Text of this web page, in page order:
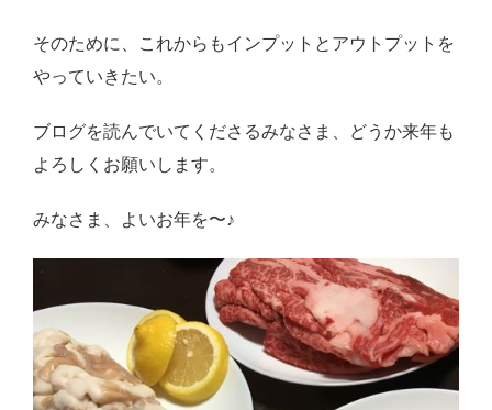
そのために、これからもインプットとアウトプットを
やっていきたい。
ブログを読んでいてくださるみなさま、どうか来年も
よろしくお願いします。
みなさま、よいお年を〜♪